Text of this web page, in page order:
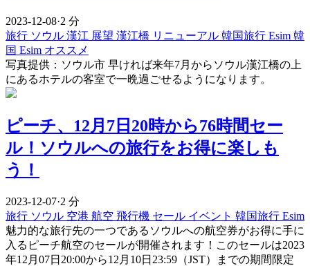
2023-12-08·2 分
旅行 ソウル 漢江 展望 漢江橋 リニューアル 韓国旅行 Esim 韓
国 Esim オススメ
写真提供：ソウル市 早ければ来年7月からソウル漢江橋の上
にあるホテルの客室で一晩過ごせるようになります。
ピーチ、12月7日20時から76時間セー
ル！ソウルへの旅行をお得に楽しも
う！
2023-12-07·2 分
旅行 ソウル 空港 航空 飛行機 セール イベント 韓国旅行 Esim
魅力的な旅行先の一つであるソウルへの航空券がお得に手に
入るピーチ航空のセールが開催されます！このセールは2023
年12月07日20:00から12月10日23:59（JST）までの期間限定